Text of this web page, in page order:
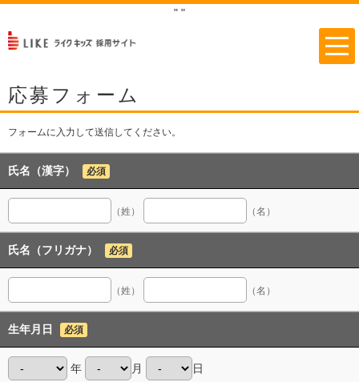
" "
応募フォーム
フォームに入力して送信してください。
氏名（漢字） 必須
（姓） （名）
氏名（フリガナ） 必須
（姓） （名）
生年月日 必須
年 月 日